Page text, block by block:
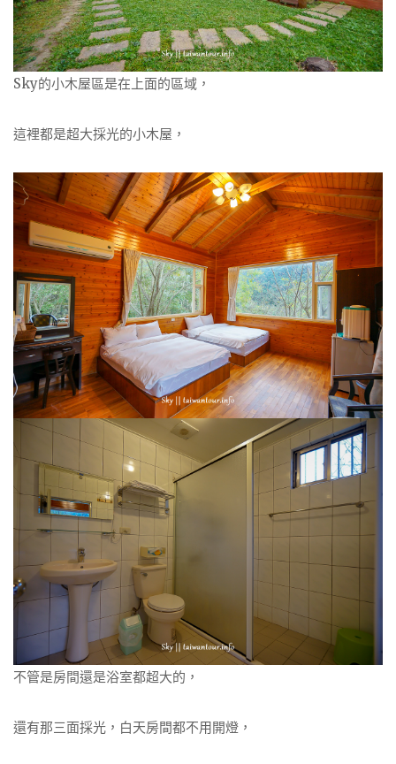
Sky的小木屋區是在上面的區域，
這裡都是超大採光的小木屋，
不管是房間還是浴室都超大的，
還有那三面採光，白天房間都不用開燈，